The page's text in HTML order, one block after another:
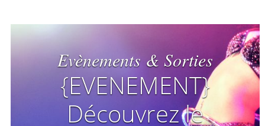
Evènements & Sorties
{EVENEMENT}
Découvrez le